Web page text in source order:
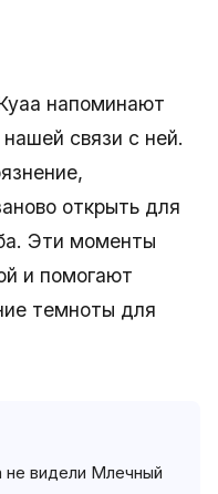
напоминают
связи с ней.
открыть для
Эти моменты
и помогают
темноты для
видели Млечный